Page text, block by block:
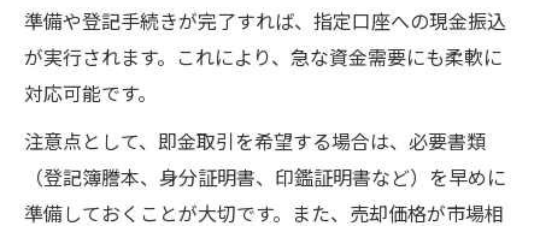
守口市で迅速に不動産買取を進める方法
即金希望の方に最適な不動産買取業者選び
不動産買取の流れとスケジュール管理のコ
ツ
守口市の不動産買取で時間を有効活用する
術
準備や登記手続きが完了すれば、指定口座への現金振込
が実行されます。これにより、急な資金需要にも柔軟に
対応可能です。
注意点として、即金取引を希望する場合は、必要書類
（登記簿謄本、身分証明書、印鑑証明書など）を早めに
準備しておくことが大切です。また、売却価格が市場相